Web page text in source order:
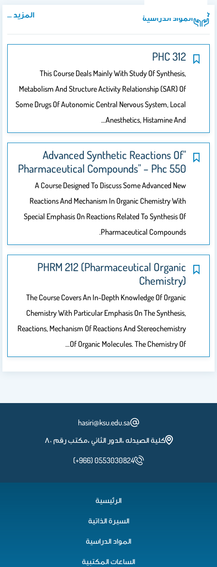
المواد الدراسية المزيد ...
PHC 312
This Course Deals Mainly With Study Of Synthesis,
Metabolism And Structure Activity Relationship (SAR) Of
Some Drugs Of Autonomic Central Nervous System, Local
Anesthetics, Histamine And…
"Advanced Synthetic Reactions Of
Pharmaceutical Compounds" – Phc 550
A Course Designed To Discuss Some Advanced New
Reactions And Mechanism In Organic Chemistry With
Special Emphasis On Reactions Related To Synthesis Of
Pharmaceutical Compounds.
PHRM 212 (Pharmaceutical Organic
Chemistry)
The Course Covers An In-Depth Knowledge Of Organic
Chemistry With Particular Emphasis On The Synthesis,
Reactions, Mechanism Of Reactions And Stereochemistry
Of Organic Molecules. The Chemistry Of…
hasiri@ksu.edu.sa
كلية الصيدله ،الدور الثاني ،مكتب رقم ٨٠
(+966) 0553030824
الرئيسية
السيرة الذاتية
المواد الدراسية
الساعات المكتبية